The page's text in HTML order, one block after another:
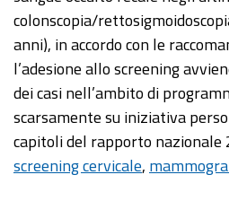
colonscopia/
anni), in accordo con le
l’adesione allo screening
dei casi nell’ambito di
scarsamente su iniziativa
capitoli del rapporto nazionale
screening cervicale,